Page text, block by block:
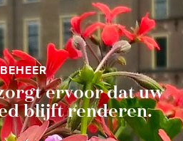
BEHEER
ervoor dat uw
blijft renderen.